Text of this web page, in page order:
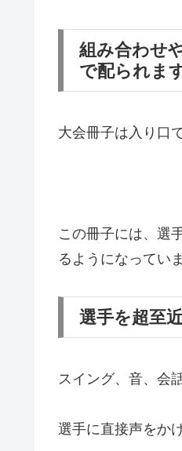
組み合わせ
で配られます
大会冊子は入り口
この冊子には、選
るようになってい
選手を超至
スイング、音、会
選手に直接声をか